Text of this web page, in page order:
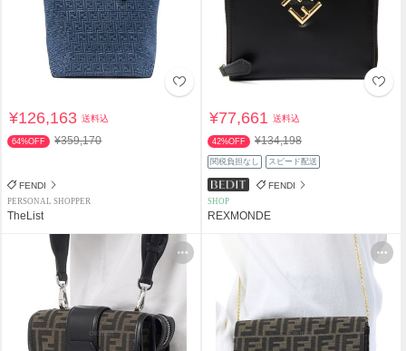
¥126,163送料込
64%OFF ¥359,170
FENDI
PERSONAL SHOPPER
TheList
¥77,661送料込
42%OFF ¥134,198
関税負担なし スピード配送
FENDI
SHOP
REXMONDE